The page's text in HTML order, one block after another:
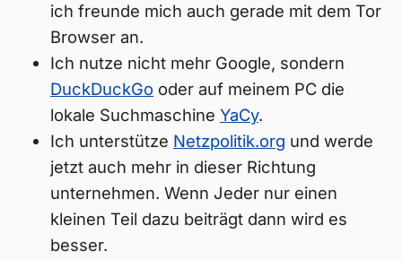
ich freunde mich auch gerade mit dem Tor
Browser an.
Ich nutze nicht mehr Google, sondern
DuckDuckGo oder auf meinem PC die
lokale Suchmaschine YaCy.
Ich unterstütze Netzpolitik.org und werde
jetzt auch mehr in dieser Richtung
unternehmen. Wenn Jeder nur einen
kleinen Teil dazu beiträgt dann wird es
besser.